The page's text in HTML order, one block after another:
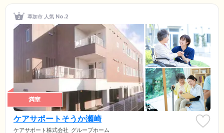
草加市 人気 No.2
満室
ケアサポートそうか瀬崎
ケアサポート株式会社 グループホーム